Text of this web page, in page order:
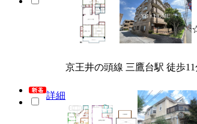
詳細
京王井の頭線 三鷹台駅 徒歩11